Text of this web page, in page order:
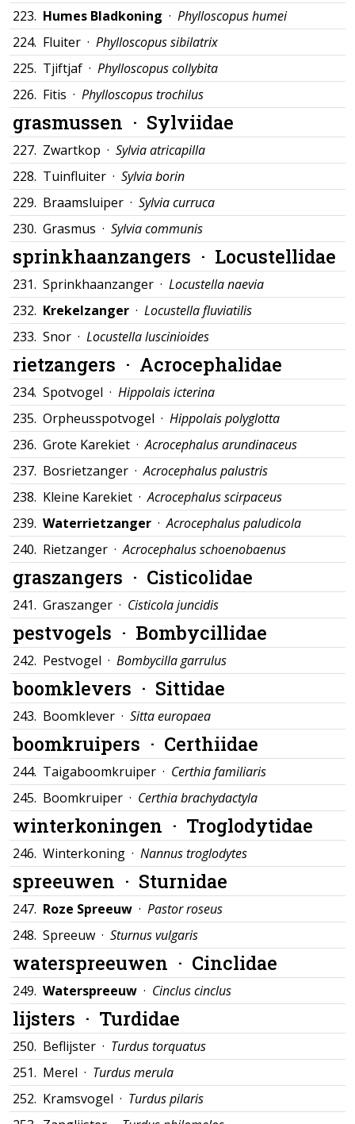
223. Humes Bladkoning · Phylloscopus humei
224. Fluiter · Phylloscopus sibilatrix
225. Tjiftjaf · Phylloscopus collybita
226. Fitis · Phylloscopus trochilus
grasmussen · Sylviidae
227. Zwartkop · Sylvia atricapilla
228. Tuinfluiter · Sylvia borin
229. Braamsluiper · Sylvia curruca
230. Grasmus · Sylvia communis
sprinkhaanzangers · Locustellidae
231. Sprinkhaanzanger · Locustella naevia
232. Krekelzanger · Locustella fluviatilis
233. Snor · Locustella luscinioides
rietzangers · Acrocephalidae
234. Spotvogel · Hippolais icterina
235. Orpheusspotvogel · Hippolais polyglotta
236. Grote Karekiet ·Acrocephalus arundinaceus
237. Bosrietzanger ·Acrocephalus palustris
238. Kleine Karekiet ·Acrocephalus scirpaceus
239. Waterrietzanger ·Acrocephalus paludicola
240. Rietzanger ·Acrocephalus schoenobaenus
graszangers · Cisticolidae
241. Graszanger · Cisticola juncidis
pestvogels · Bombycillidae
242. Pestvogel · Bombycilla garrulus
boomklevers · Sittidae
243. Boomklever · Sitta europaea
boomkruipers · Certhiidae
244. Taigaboomkruiper · Certhia familiaris
245. Boomkruiper · Certhia brachydactyla
winterkoningen · Troglodytidae
246. Winterkoning · Nannus troglodytes
spreeuwen · Sturnidae
247. Roze Spreeuw · Pastor roseus
248. Spreeuw · Sturnus vulgaris
waterspreeuwen · Cinclidae
249. Waterspreeuw · Cinclus cinclus
lijsters · Turdidae
250. Beflijster · Turdus torquatus
251. Merel · Turdus merula
252. Kramsvogel · Turdus pilaris